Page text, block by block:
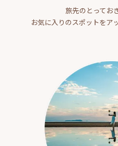
旅先のとってお
お気に入りのスポットをア